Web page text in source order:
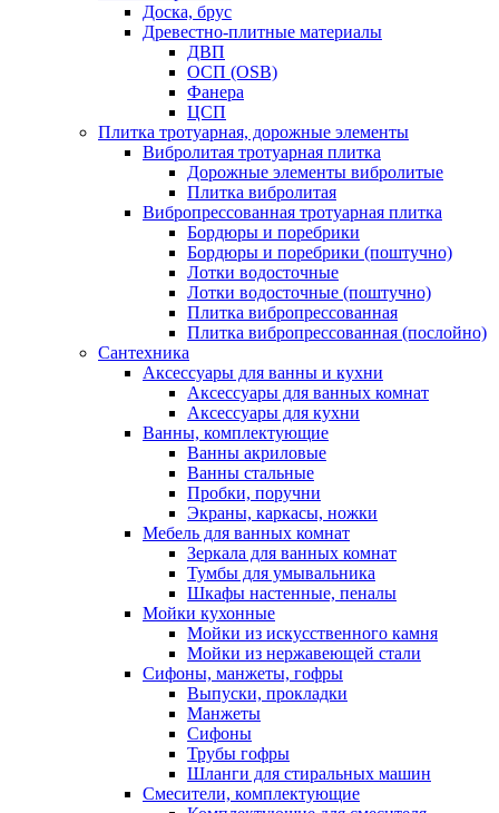
Доска, брус
Древестно-плитные материалы
ДВП
ОСП (OSB)
Фанера
ЦСП
Плитка тротуарная, дорожные элементы
Вибролитая тротуарная плитка
Дорожные элементы вибролитые
Плитка вибролитая
Вибропрессованная тротуарная плитка
Бордюры и поребрики
Бордюры и поребрики (поштучно)
Лотки водосточные
Лотки водосточные (поштучно)
Плитка вибропрессованная
Плитка вибропрессованная (послойно)
Сантехника
Аксессуары для ванны и кухни
Аксессуары для ванных комнат
Аксессуары для кухни
Ванны, комплектующие
Ванны акриловые
Ванны стальные
Пробки, поручни
Экраны, каркасы, ножки
Мебель для ванных комнат
Зеркала для ванных комнат
Тумбы для умывальника
Шкафы настенные, пеналы
Мойки кухонные
Мойки из искусственного камня
Мойки из нержавеющей стали
Сифоны, манжеты, гофры
Выпуски, прокладки
Манжеты
Сифоны
Трубы гофры
Шланги для стиральных машин
Смесители, комплектующие